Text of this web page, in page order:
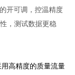
开可调，控温精度
，测试数据更稳
高精度的质量流量